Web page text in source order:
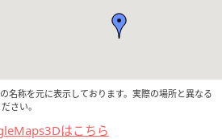
名称を元に表示しております。実際の場所と異なる
さい。
はこちら